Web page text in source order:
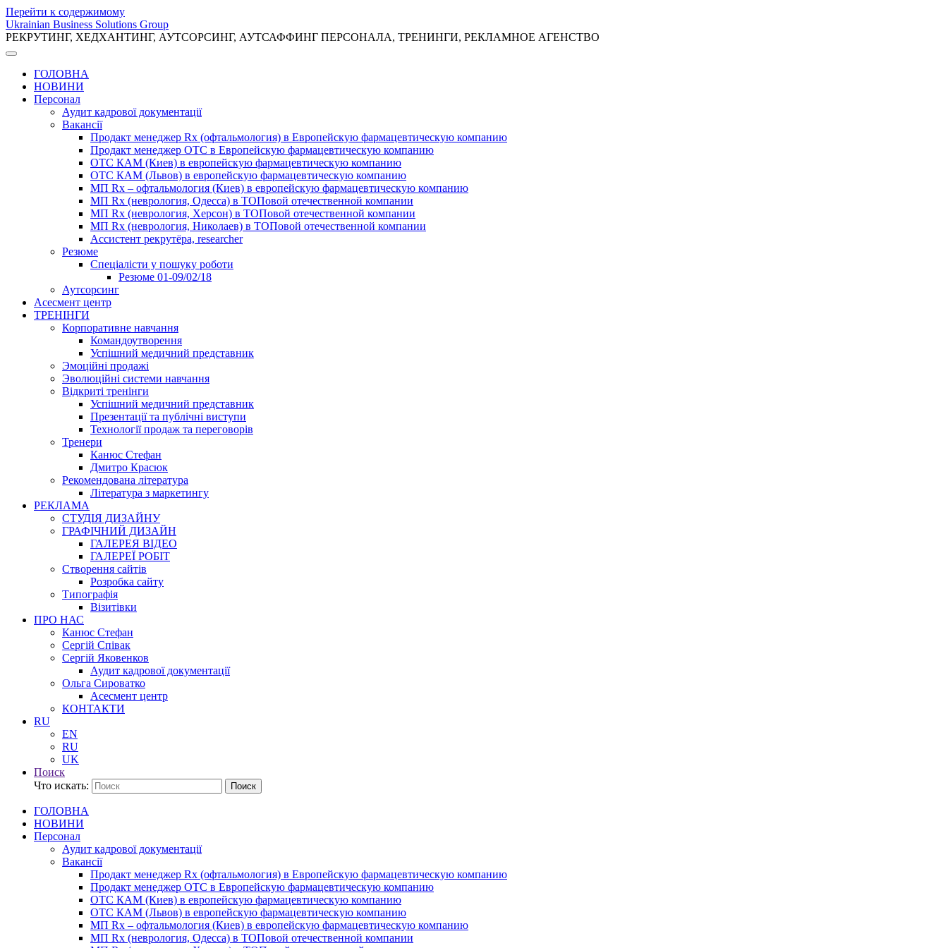
Перейти к содержимому
Ukrainian Business Solutions Group
РЕКРУТИНГ, ХЕДХАНТИНГ, АУТСОРСИНГ, АУТСАФФИНГ ПЕРСОНАЛА, ТРЕНИНГИ, РЕКЛАМНОЕ АГЕНСТВО
ГОЛОВНА
НОВИНИ
Персонал
Аудит кадрової документації
Вакансії
Продакт менеджер Rx (офтальмология) в Европейскую фармацевтическую компанию
Продакт менеджер ОТС в Европейскую фармацевтическую компанию
ОТС КАМ (Киев) в европейскую фармацевтическую компанию
ОТС КАМ (Львов) в европейскую фармацевтическую компанию
МП Rx – офтальмология (Киев) в европейскую фармацевтическую компанию
МП Rx (неврология, Одесса) в ТОПовой отечественной компании
МП Rx (неврология, Херсон) в ТОПовой отечественной компании
МП Rx (неврология, Николаев) в ТОПовой отечественной компании
Ассистент рекрутёра, researcher
Резюме
Cпеціалісти у пошуку роботи
Резюме 01-09/02/18
Аутсорсинг
Асесмент центр
ТРЕНІНГИ
Корпоративне навчання
Командоутворення
Успішний медичний представник
Эмоційні продажі
Эволюційні системи навчання
Відкриті тренінги
Успішний медичний представник
Презентації та публічні виступи
Технології продаж та переговорів
Тренери
Канюс Стефан
Дмитро Красюк
Рекомендована література
Література з маркетингу
РЕКЛАМА
СТУДІЯ ДИЗАЙНУ
ГРАФІЧНИЙ ДИЗАЙН
ГАЛЕРЕЯ ВІДЕО
ГАЛЕРЕЇ РОБІТ
Створення сайтів
Розробка сайту
Типографія
Візитівки
ПРО НАС
Канюс Стефан
Сергій Співак
Сергій Яковенков
Аудит кадрової документації
Ольга Сироватко
Асесмент центр
КОНТАКТИ
RU
EN
RU
UK
Поиск
Что искать:
Поиск
ГОЛОВНА
НОВИНИ
Персонал
Аудит кадрової документації
Вакансії
Продакт менеджер Rx (офтальмология) в Европейскую фармацевтическую компанию
Продакт менеджер ОТС в Европейскую фармацевтическую компанию
ОТС КАМ (Киев) в европейскую фармацевтическую компанию
ОТС КАМ (Львов) в европейскую фармацевтическую компанию
МП Rx – офтальмология (Киев) в европейскую фармацевтическую компанию
МП Rx (неврология, Одесса) в ТОПовой отечественной компании